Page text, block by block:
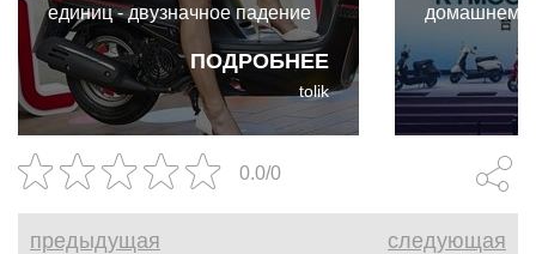
ПОДРОБНЕЕ
единиц - двузначное падение
по сравнению с прошлым
годом и четвёртое подряд
годовое снижение.
tolik
домашнем
SYM и
0.0/0
предыдущая следующая